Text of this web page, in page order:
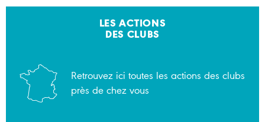
LES ACTIONS
DES CLUBS
Retrouvez ici toutes les actions des clubs
près de chez vous